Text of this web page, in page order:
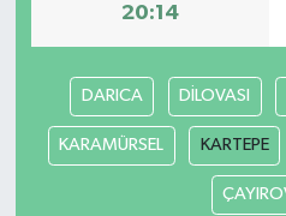
20:14
DARICA DİLOVASI
KARAMÜRSEL KARTEPE